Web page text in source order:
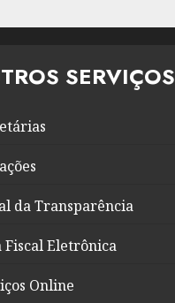
SERVIÇOS
da Transparência
Fiscal Eletrônica
Online